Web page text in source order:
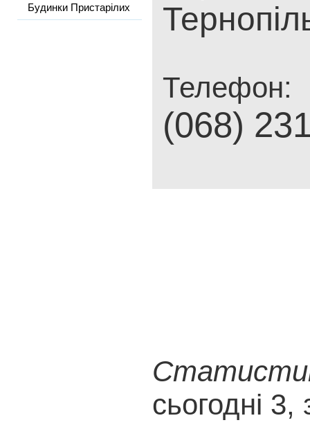
Будинки Пристарілих
Телефон:
(068)
сьогодні 3,